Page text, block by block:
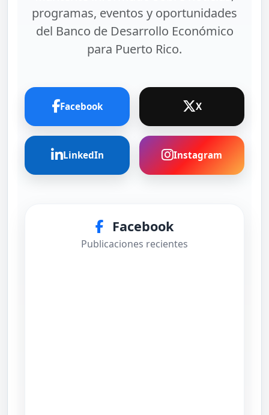
programas, eventos y oportunidades
del Banco de Desarrollo Económico
para Puerto Rico.
Facebook X
LinkedIn Instagram
Facebook
Publicaciones recientes